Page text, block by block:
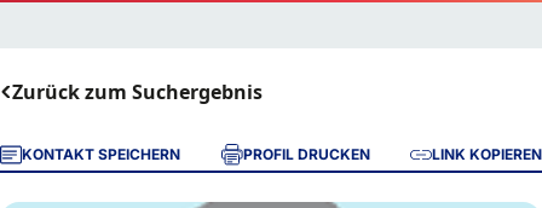
Zurück zum Suchergebnis
KONTAKT SPEICHERN PROFIL DRUCKEN LINK KOPIEREN